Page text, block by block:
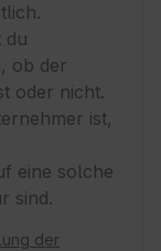
du
ob der
oder nicht.
ist,
eine solche
sind.
der